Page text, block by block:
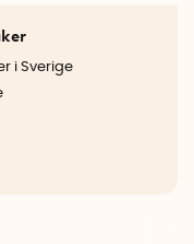
i Sverige